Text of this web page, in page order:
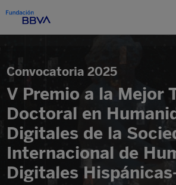
Convocatoria 2025
V Premio a la Mejor
Doctoral en
Digitales de la
Internacional de
Digitales